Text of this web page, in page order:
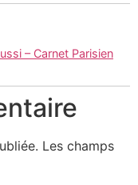
– Carnet Parisien
Les champs